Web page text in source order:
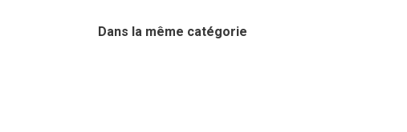
Dans la même catégorie